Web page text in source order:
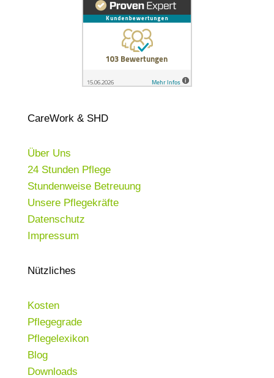
CareWork & SHD
Über Uns
24 Stunden Pflege
Stundenweise Betreuung
Unsere Pflegekräfte
Datenschutz
Impressum
Nützliches
Kosten
Pflegegrade
Pflegelexikon
Blog
Downloads